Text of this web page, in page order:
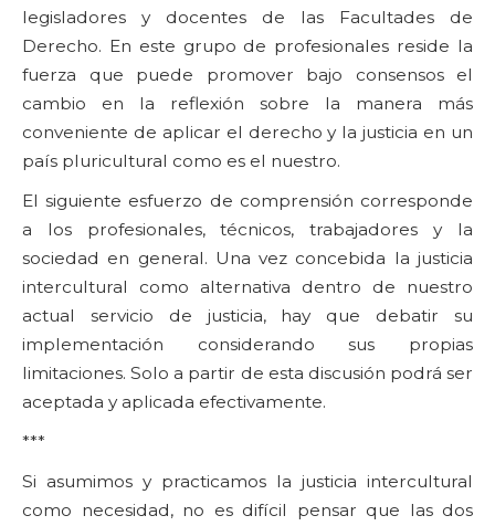
legisladores y docentes de las Facultades de
Derecho. En este grupo de profesionales reside la
fuerza que puede promover bajo consensos el
cambio en la reflexión sobre la manera más
conveniente de aplicar el derecho y la justicia en un
país pluricultural como es el nuestro.
El siguiente esfuerzo de comprensión corresponde
a los profesionales, técnicos, trabajadores y la
sociedad en general. Una vez concebida la justicia
intercultural como alternativa dentro de nuestro
actual servicio de justicia, hay que debatir su
implementación considerando sus propias
limitaciones. Solo a partir de esta discusión podrá ser
aceptada y aplicada efectivamente.
***
Si asumimos y practicamos la justicia intercultural
como necesidad, no es difícil pensar que las dos